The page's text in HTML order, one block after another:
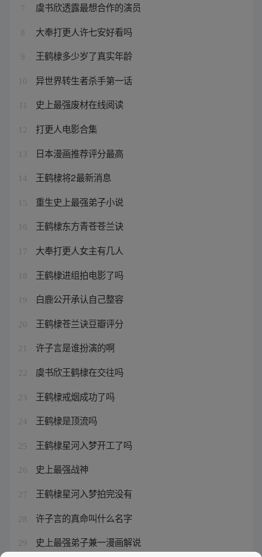
7 虞书欣透露最想合作的演员
8 大奉打更人许七安好看吗
9 王鹤棣多少岁了真实年龄
10 异世界转生者杀手第一话
史上最强废材在线阅读
12 打更人电影合集
13 日本漫画推荐评分最高
14 王鹤棣将2最新消息
15 重生史上最强弟子小说
16 王鹤棣东方青苍苍兰诀
17 大奉打更人女主有几人
18 王鹤棣进组拍电影了吗
19 白鹿公开承认自己整容
20 王鹤棣苍兰诀豆瓣评分
21 许子言是谁扮演的啊
22 虞书欣王鹤棣在交往吗
23 王鹤棣戒烟成功了吗
24 王鹤棣是顶流吗
25 王鹤棣星河入梦开工了吗
26 史上最强战神
27 王鹤棣星河入梦拍完没有
28 许子言的真命叫什么名字
29 史上最强弟子兼一漫画解说